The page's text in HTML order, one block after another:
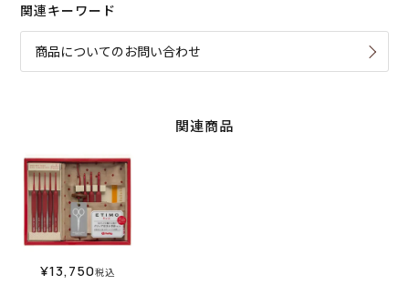
関連キーワード
商品についてのお問い合わせ
関連商品
¥13,750税込